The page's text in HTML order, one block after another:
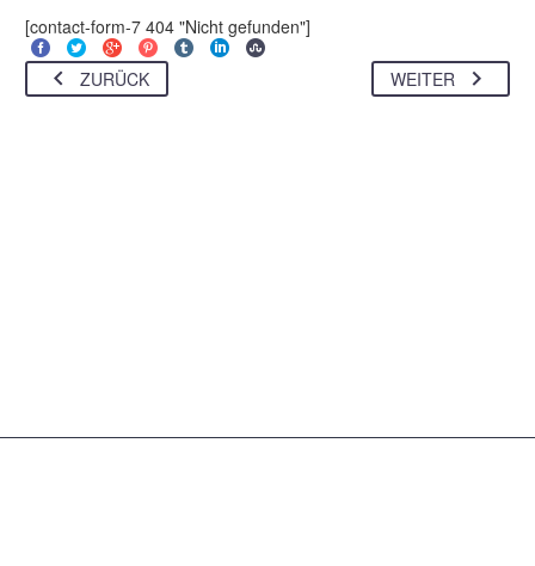
[contact-form-7 404 "Nicht gefunden"]
ZURÜCK WEITER